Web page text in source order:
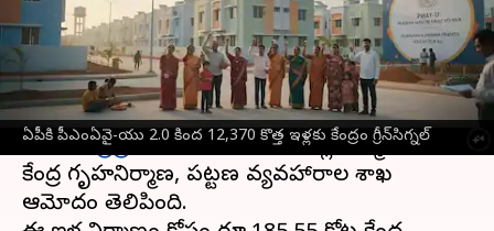
ఏపీకి పీఎంఏవై-యు 2.0 కింద 12,370 కొత్త ఇళ్లకు కేంద్రం గ్రీన్‌సిగ్నల్
Sirish Praharaju Jul 07, 2026 05:43 pm
ఈ వార్తాకథనం ఏంటి
ప్రధానమంత్రి ఆవాస్ యోజన-పట్టణ (PMAY-U) 2.0
కిందఆంధ్రప్రదేశ్‌కు మరో 12,370 ఇళ్ల నిర్మాణానికి
కేంద్ర గృహనిర్మాణ, పట్టణ వ్యవహారాల శాఖ
ఆమోదం తెలిపింది.